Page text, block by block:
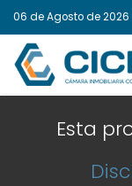
06 de Agosto de 2026
Esta